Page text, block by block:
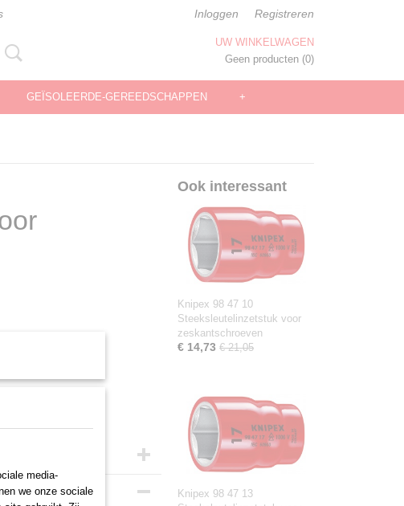
Inloggen Registreren
UW WINKELWAGEN
Geen producten (0)
GEÏSOLEERDE-GEREEDSCHAPPEN +
Ook interessant
Knipex 98 47 10
Steeksleutelinzetstuk voor
zeskantschroeven
€ 14,73 € 21,05
Knipex 98 47 13
media-
we onze sociale